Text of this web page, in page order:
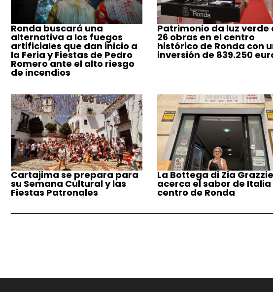
Ronda buscará una
alternativa a los fuegos
artificiales que dan inicio a
la Feria y Fiestas de Pedro
Romero ante el alto riesgo
de incendios
Patrimonio da luz verde
26 obras en el centro
histórico de Ronda con
inversión de 839.250
Cartajima se prepara para
su Semana Cultural y las
Fiestas Patronales
La Bottega di Zia
acerca el sabor de Italia
centro de Ronda